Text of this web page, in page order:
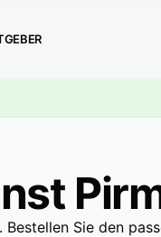
Sie den